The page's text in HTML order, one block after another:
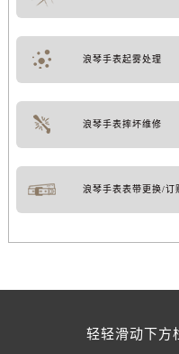
浪琴手表起雾处理
浪琴手表摔坏维修
浪琴手表表带更换/订
轻轻滑动下方